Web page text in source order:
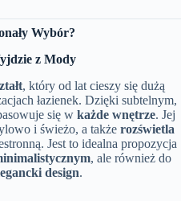
Wybór?
z Mody
, który od lat cieszy się dużą
łazienek. Dzięki subtelnym,
się w każde wnętrze. Jej
i świeżo, a także rozświetla
Jest to idealna propozycja
, ale również do
design.